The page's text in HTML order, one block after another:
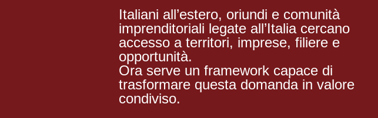
Italiani all’estero, oriundi e comunità
imprenditoriali legate all’Italia cercano
accesso a territori, imprese, filiere e
opportunità.
Ora serve un framework capace di
trasformare questa domanda in valore
condiviso.